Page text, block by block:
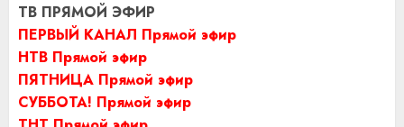
ТВ ПРЯМОЙ ЭФИР
ПЕРВЫЙ КАНАЛ Прямой эфир
НТВ Прямой эфир
ПЯТНИЦА Прямой эфир
СУББОТА! Прямой эфир